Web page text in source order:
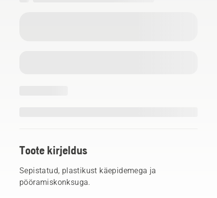
Toote kirjeldus
Sepistatud, plastikust käepidemega ja
pööramiskonksuga.